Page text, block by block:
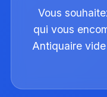
Vous
qui vous
Antiquaire